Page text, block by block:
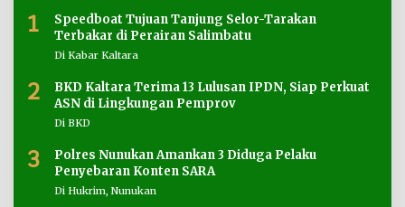
1
Speedboat Tujuan Tanjung Selor-Tarakan
Terbakar di Perairan Salimbatu
Di Kabar Kaltara
2
BKD Kaltara Terima 13 Lulusan IPDN, Siap Perkuat
ASN di Lingkungan Pemprov
Di BKD
3
Polres Nunukan Amankan 3 Diduga Pelaku
Penyebaran Konten SARA
Di Hukrim, Nunukan